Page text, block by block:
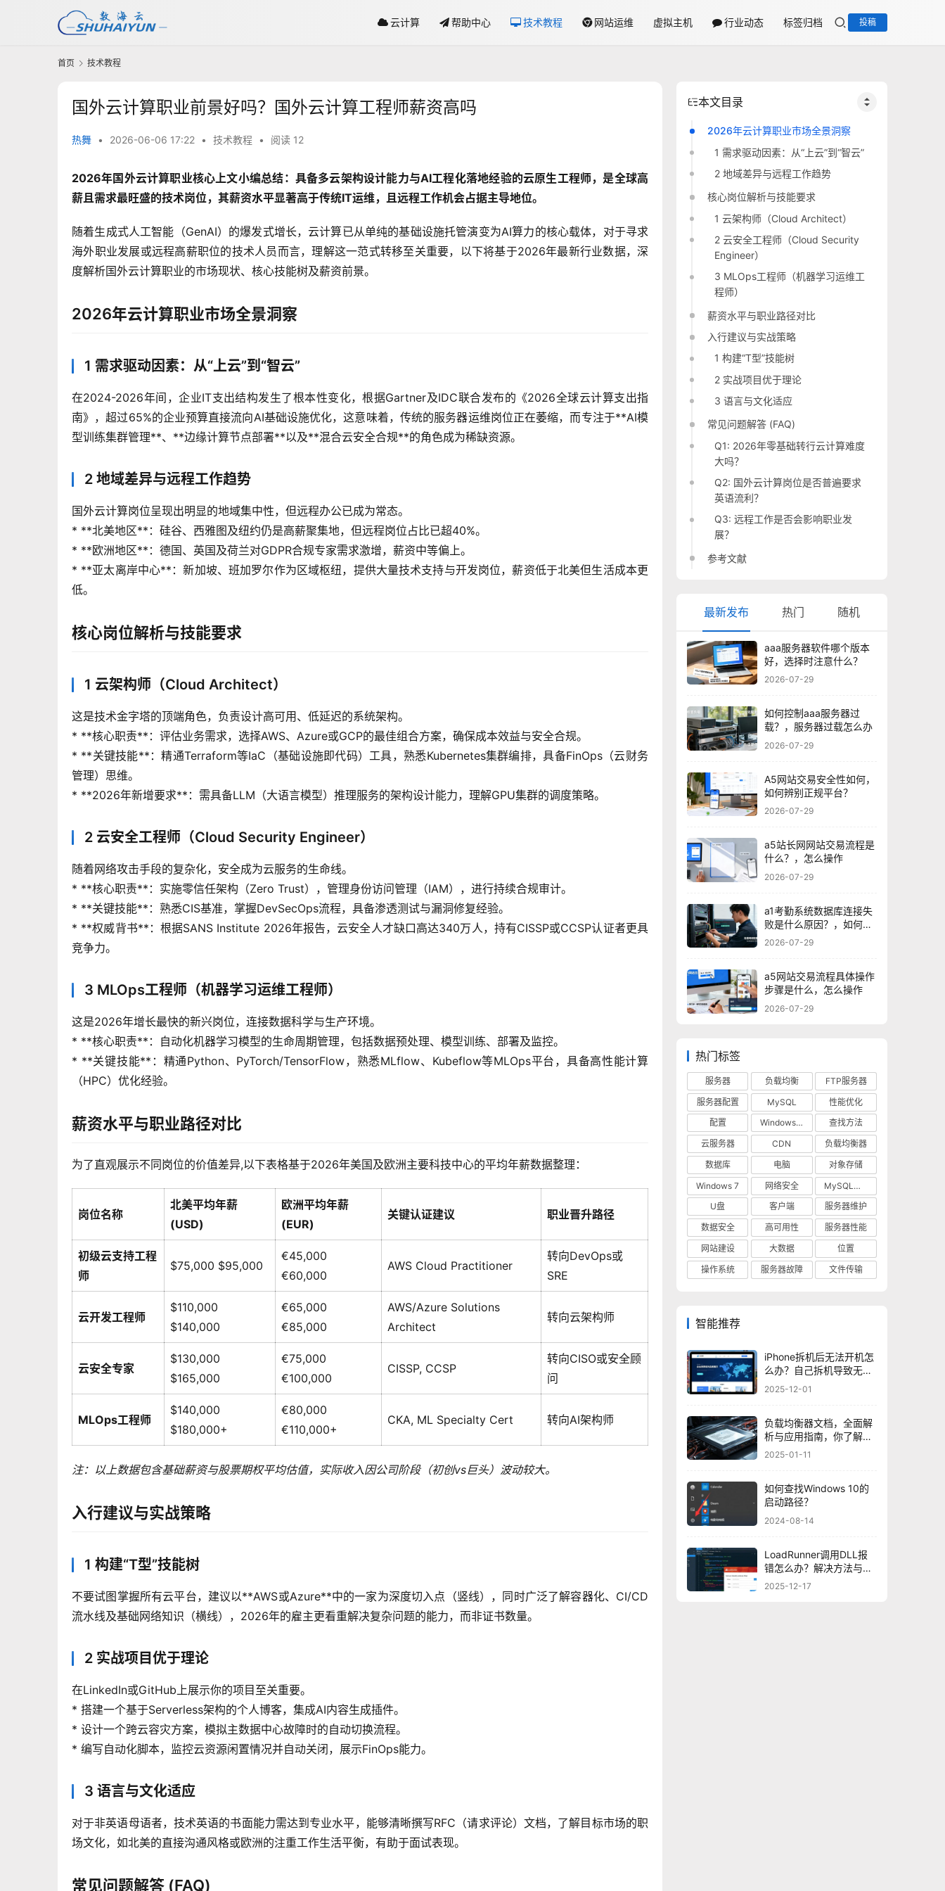
云计算 帮助中心 技术教程 网站运维 虚拟主机 行业动态 标签归档 投稿
首页 技术教程
国外云计算职业前景好吗？国外云计算工程师薪资高吗
热舞 • 2026-06-06 17:22 • 技术教程 • 阅读 12
2026年国外云计算职业核心上文小编总结：具备多云架构设计能力与AI工程化落地经验的云原生工程师，是全球高
薪且需求最旺盛的技术岗位，其薪资水平显著高于传统IT运维，且远程工作机会占据主导地位。
随着生成式人工智能（GenAI）的爆发式增长，云计算已从单纯的基础设施托管演变为AI算力的核心载体，对于寻求
海外职业发展或远程高薪职位的技术人员而言，理解这一范式转移至关重要，以下将基于2026年最新行业数据，深
度解析国外云计算职业的市场现状、核心技能树及薪资前景。
2026年云计算职业市场全景洞察
1 需求驱动因素：从“上云”到“智云”
在2024-2026年间，企业IT支出结构发生了根本性变化，根据Gartner及IDC联合发布的《2026全球云计算支出指
南》，超过65%的企业预算直接流向AI基础设施优化，这意味着，传统的服务器运维岗位正在萎缩，而专注于**AI模
型训练集群管理**、**边缘计算节点部署**以及**混合云安全合规**的角色成为稀缺资源。
2 地域差异与远程工作趋势
国外云计算岗位呈现出明显的地域集中性，但远程办公已成为常态。
* **北美地区**：硅谷、西雅图及纽约仍是高薪聚集地，但远程岗位占比已超40%。
* **欧洲地区**：德国、英国及荷兰对GDPR合规专家需求激增，薪资中等偏上。
* **亚太离岸中心**：新加坡、班加罗尔作为区域枢纽，提供大量技术支持与开发岗位，薪资低于北美但生活成本更
低。
核心岗位解析与技能要求
1 云架构师（Cloud Architect）
这是技术金字塔的顶端角色，负责设计高可用、低延迟的系统架构。
* **核心职责**：评估业务需求，选择AWS、Azure或GCP的最佳组合方案，确保成本效益与安全合规。
* **关键技能**：精通Terraform等IaC（基础设施即代码）工具，熟悉Kubernetes集群编排，具备FinOps（云财务
管理）思维。
* **2026年新增要求**：需具备LLM（大语言模型）推理服务的架构设计能力，理解GPU集群的调度策略。
2 云安全工程师（Cloud Security Engineer）
随着网络攻击手段的复杂化，安全成为云服务的生命线。
* **核心职责**：实施零信任架构（Zero Trust），管理身份访问管理（IAM），进行持续合规审计。
* **关键技能**：熟悉CIS基准，掌握DevSecOps流程，具备渗透测试与漏洞修复经验。
* **权威背书**：根据SANS Institute 2026年报告，云安全人才缺口高达340万人，持有CISSP或CCSP认证者更具
竞争力。
3 MLOps工程师（机器学习运维工程师）
这是2026年增长最快的新兴岗位，连接数据科学与生产环境。
* **核心职责**：自动化机器学习模型的生命周期管理，包括数据预处理、模型训练、部署及监控。
* **关键技能**：精通Python、PyTorch/TensorFlow，熟悉MLflow、Kubeflow等MLOps平台，具备高性能计算
（HPC）优化经验。
薪资水平与职业路径对比
为了直观展示不同岗位的价值差异,以下表格基于2026年美国及欧洲主要科技中心的平均年薪数据整理：
岗位名称
北美平均年薪
(USD)
欧洲平均年薪
(EUR)
关键认证建议 职业晋升路径
初级云支持工程
师
$75,000 $95,000
€45,000
€60,000
AWS Cloud Practitioner
转向DevOps或
SRE
云开发工程师
$110,000
$140,000
€65,000
€85,000
AWS/Azure Solutions
Architect
转向云架构师
云安全专家
$130,000
$165,000
€75,000
€100,000
CISSP, CCSP
转向CISO或安全顾
问
MLOps工程师
$140,000
$180,000+
€80,000
€110,000+
CKA, ML Specialty Cert 转向AI架构师
注：以上数据包含基础薪资与股票期权平均估值，实际收入因公司阶段（初创vs巨头）波动较大。
入行建议与实战策略
1 构建“T型”技能树
不要试图掌握所有云平台，建议以**AWS或Azure**中的一家为深度切入点（竖线），同时广泛了解容器化、CI/CD
流水线及基础网络知识（横线），2026年的雇主更看重解决复杂问题的能力，而非证书数量。
2 实战项目优于理论
在LinkedIn或GitHub上展示你的项目至关重要。
* 搭建一个基于Serverless架构的个人博客，集成AI内容生成插件。
* 设计一个跨云容灾方案，模拟主数据中心故障时的自动切换流程。
* 编写自动化脚本，监控云资源闲置情况并自动关闭，展示FinOps能力。
3 语言与文化适应
对于非英语母语者，技术英语的书面能力需达到专业水平，能够清晰撰写RFC（请求评论）文档，了解目标市场的职
场文化，如北美的直接沟通风格或欧洲的注重工作生活平衡，有助于面试表现。
常见问题解答 (FAQ)
本文目录
2026年云计算职业市场全景洞察
1 需求驱动因素：从“上云”到“智云”
2 地域差异与远程工作趋势
核心岗位解析与技能要求
1 云架构师（Cloud Architect）
2 云安全工程师（Cloud Security
Engineer）
3 MLOps工程师（机器学习运维工
程师）
薪资水平与职业路径对比
入行建议与实战策略
1 构建“T型”技能树
2 实战项目优于理论
3 语言与文化适应
常见问题解答 (FAQ)
Q1: 2026年零基础转行云计算难度
大吗？
Q2: 国外云计算岗位是否普遍要求
英语流利？
Q3: 远程工作是否会影响职业发
展？
参考文献
最新发布 热门 随机
aaa服务器软件哪个版本
好，选择时注意什么？
2026-07-29
如何控制aaa服务器过
载？，服务器过载怎么办
2026-07-29
A5网站交易安全性如何，
如何辨别正规平台？
2026-07-29
a5站长网网站交易流程是
什么？，怎么操作
2026-07-29
a1考勤系统数据库连接失
败是什么原因？，如何解
决？
2026-07-29
a5网站交易流程具体操作
步骤是什么，怎么操作
2026-07-29
热门标签
服务器 负载均衡
FTP服务器
服务器配置
MySQL
性能优化
配置
Windows 10
查找方法
云服务器
CDN
负载均衡器
数据库
电脑
对象存储
Windows 7
网络安全
MySQL数据库
U盘
客户端
服务器维护
数据安全
高可用性
服务器性能
网站建设
大数据
位置
操作系统
服务器故障 文件传输
智能推荐
iPhone拆机后无法开机怎
么办？自己拆机导致无法
开机的解决方法
2025-12-01
负载均衡器文档，全面解
析与应用指南，你了解多
少？
2025-01-11
如何查找Windows 10的
启动路径？
2024-08-14
LoadRunner调用DLL报
错怎么办？解决方法与步
骤详解
2025-12-17